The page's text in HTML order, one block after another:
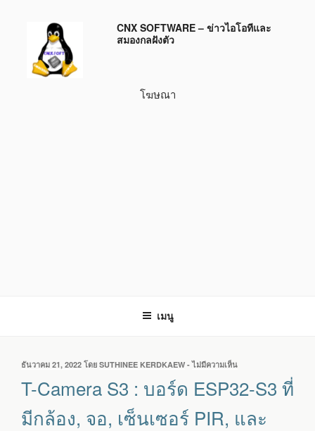
บทความ
CNX SOFTWARE – ข่าวไอโอทีและ
สมองกลฝังตัว
โฆษณา
เมนู
เขียน
ธันวาคม 21, 2022 โดย SUTHINEE KERDKAEW -ไม่มีความเห็น
CAMERA
T-Camera S3 : บอร์ด ESP32-S3 ที่
มีกล้อง, จอ, เซ็นเซอร์ PIR, และ